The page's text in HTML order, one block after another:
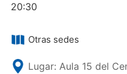
20:30
Otras sedes
Lugar: Aula 15 del